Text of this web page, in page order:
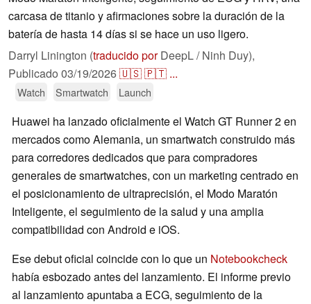
carcasa de titanio y afirmaciones sobre la duración de la
batería de hasta 14 días si se hace un uso ligero.
Darryl Linington (traducido porDeepL / Ninh Duy),
Publicado 03/19/2026🇺🇸🇵🇹 ...
Watch Smartwatch Launch
Huawei ha lanzado oficialmente el Watch GT Runner 2 en
mercados como Alemania, un smartwatch construido más
para corredores dedicados que para compradores
generales de smartwatches, con un marketing centrado en
el posicionamiento de ultraprecisión, el Modo Maratón
Inteligente, el seguimiento de la salud y una amplia
compatibilidad con Android e iOS.
Ese debut oficial coincide con lo que un Notebookcheck
había esbozado antes del lanzamiento. El informe previo
al lanzamiento apuntaba a ECG, seguimiento de la